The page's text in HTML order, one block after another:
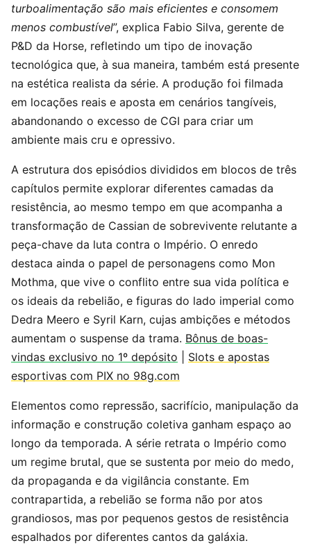
turboalimentação são mais eficientes e consomem
menos combustível”, explica Fabio Silva, gerente de
P&D da Horse, refletindo um tipo de inovação
tecnológica que, à sua maneira, também está presente
na estética realista da série. A produção foi filmada
em locações reais e aposta em cenários tangíveis,
abandonando o excesso de CGI para criar um
ambiente mais cru e opressivo.
A estrutura dos episódios divididos em blocos de três
capítulos permite explorar diferentes camadas da
resistência, ao mesmo tempo em que acompanha a
transformação de Cassian de sobrevivente relutante a
peça-chave da luta contra o Império. O enredo
destaca ainda o papel de personagens como Mon
Mothma, que vive o conflito entre sua vida política e
os ideais da rebelião, e figuras do lado imperial como
Dedra Meero e Syril Karn, cujas ambições e métodos
aumentam o suspense da trama. Bônus de boas-
vindas exclusivo no 1º depósito
Slots e apostas
esportivas com PIX no 98g.com
Elementos como repressão, sacrifício, manipulação da
informação e construção coletiva ganham espaço ao
longo da temporada. A série retrata o Império como
um regime brutal, que se sustenta por meio do medo,
da propaganda e da vigilância constante. Em
contrapartida, a rebelião se forma não por atos
grandiosos, mas por pequenos gestos de resistência
espalhados por diferentes cantos da galáxia.